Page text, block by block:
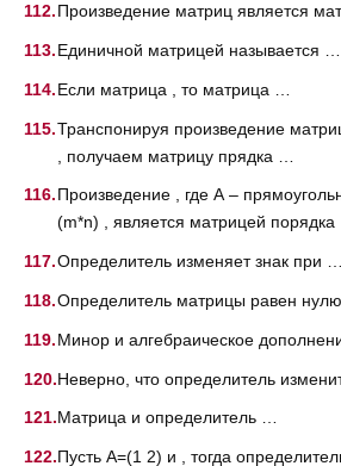
Произведение матриц является
Единичной матрицей называется …
Если матрица , то матрица …
Транспонируя произведение
, получаем матрицу прядка …
Произведение , где А –
(m*n) , является матрицей
Определитель изменяет знак при …
Определитель матрицы равен
Минор и алгебраическое
Неверно, что определитель
Матрица и определитель …
Пусть A=(1 2) и , тогда